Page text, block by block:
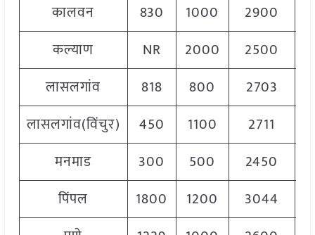
कालवन
830 1000 2900
कल्याण
NR 2000 2500
लासलगांव
818 800 2703
लासलगांव(विंचुर)
450 1100 2711
मनमाड
300 500 2450
पिंपल
1800 1200 3044